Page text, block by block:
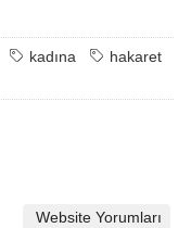
kadına
hakaret
Website Yorumları